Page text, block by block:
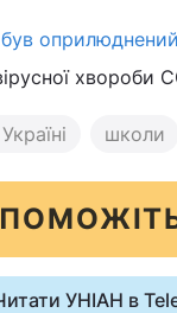
був
хвороби
школи
УНІАН в